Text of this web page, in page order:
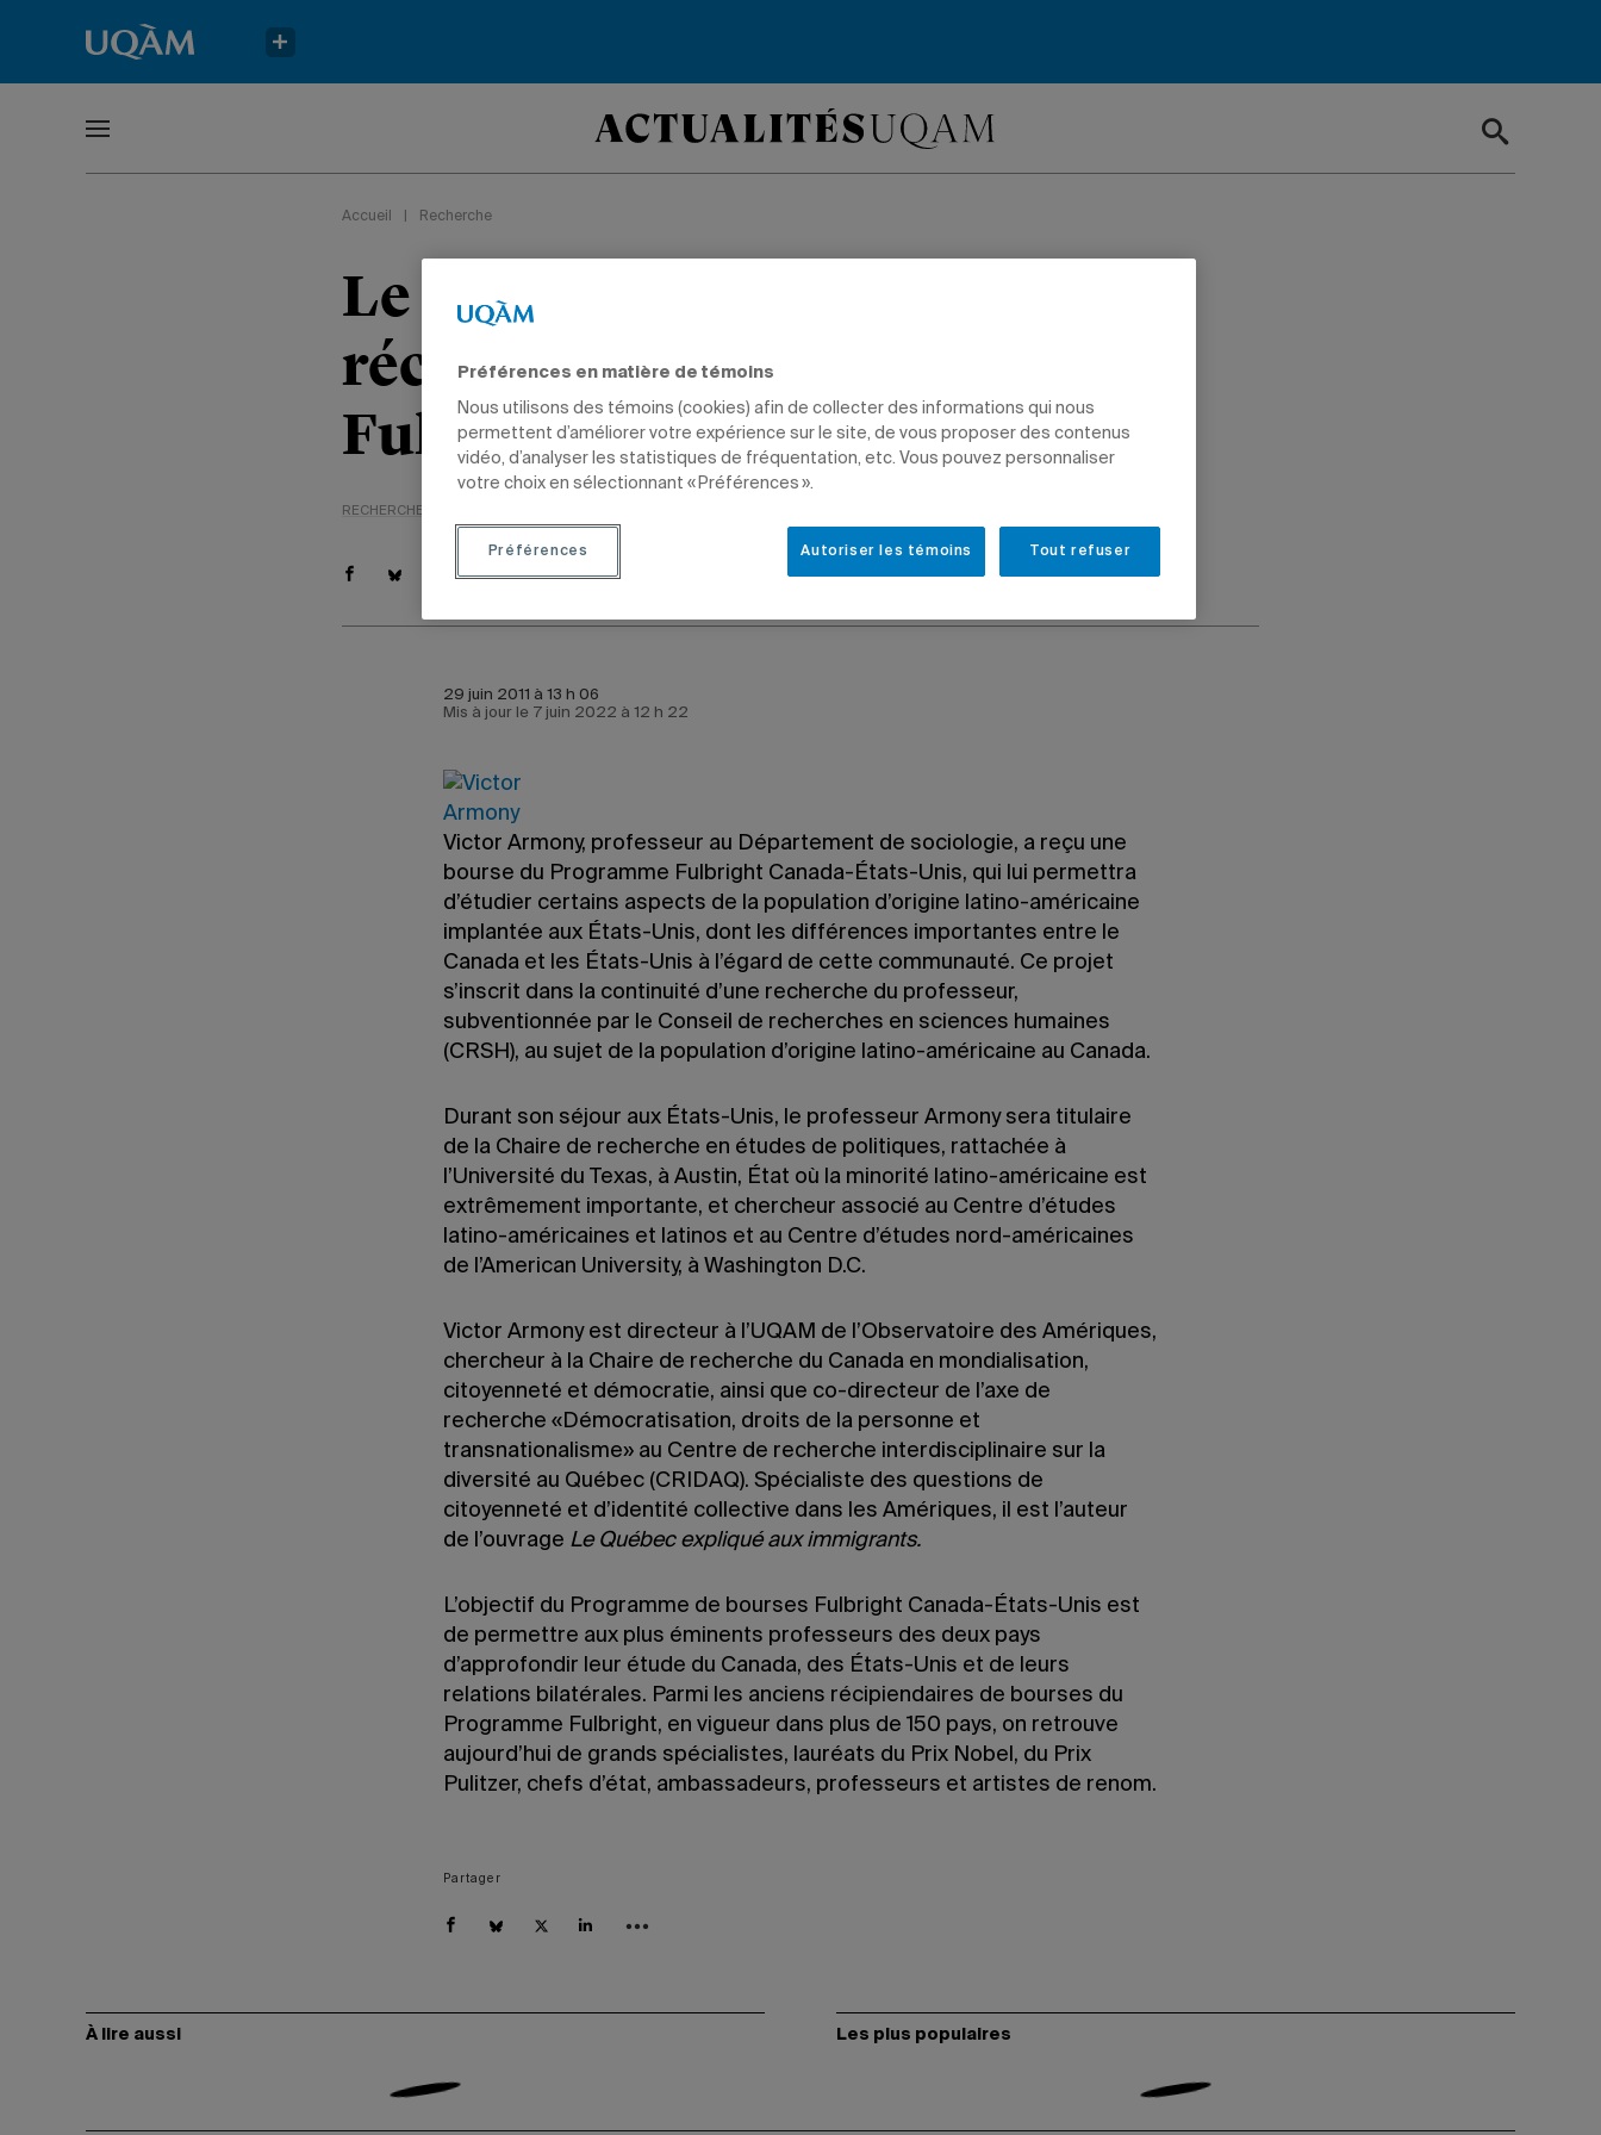
Accueil Recherche
Le professeur Victor Armony,
récipiendaire d’une bourse
Fulbright
RECHERCHE
29 juin 2011 à 13 h 06
Mis à jour le 7 juin 2022 à 12 h 22
Victor Armony, professeur au Département de sociologie, a reçu une
bourse du Programme Fulbright Canada-États-Unis, qui lui permettra
d’étudier certains aspects de la population d’origine latino-américaine
implantée aux États-Unis, dont les différences importantes entre le
Canada et les États-Unis à l’égard de cette communauté. Ce projet
s’inscrit dans la continuité d’une recherche du professeur,
subventionnée par le Conseil de recherches en sciences humaines
(CRSH), au sujet de la population d’origine latino-américaine au Canada.
Durant son séjour aux États-Unis, le professeur Armony sera titulaire
de la Chaire de recherche en études de politiques, rattachée à
l’Université du Texas, à Austin, État où la minorité latino-américaine est
extrêmement importante, et chercheur associé au Centre d’études
latino-américaines et latinos et au Centre d’études nord-américaines
de l’American University, à Washington D.C.
Victor Armony est directeur à l’UQAM de l’Observatoire des Amériques,
chercheur à la Chaire de recherche du Canada en mondialisation,
citoyenneté et démocratie, ainsi que co-directeur de l’axe de
recherche «Démocratisation, droits de la personne et
transnationalisme» au Centre de recherche interdisciplinaire sur la
diversité au Québec (CRIDAQ). Spécialiste des questions de
citoyenneté et d’identité collective dans les Amériques, il est l’auteur
de l’ouvrage Le Québec expliqué aux immigrants.
L’objectif du Programme de bourses Fulbright Canada-États-Unis est
de permettre aux plus éminents professeurs des deux pays
d’approfondir leur étude du Canada, des États-Unis et de leurs
relations bilatérales. Parmi les anciens récipiendaires de bourses du
Programme Fulbright, en vigueur dans plus de 150 pays, on retrouve
aujourd’hui de grands spécialistes, lauréats du Prix Nobel, du Prix
Pulitzer, chefs d’état, ambassadeurs, professeurs et artistes de renom.
Partager
À lire aussi Les plus populaires
Préférences en matière de témoins
Nous utilisons des témoins (cookies) afin de collecter des informations qui nous
permettent d’améliorer votre expérience sur le site, de vous proposer des contenus
vidéo, d’analyser les statistiques de fréquentation, etc. Vous pouvez personnaliser
votre choix en sélectionnant « Préférences ».
Tout refuser
Autoriser les témoins
Préférences